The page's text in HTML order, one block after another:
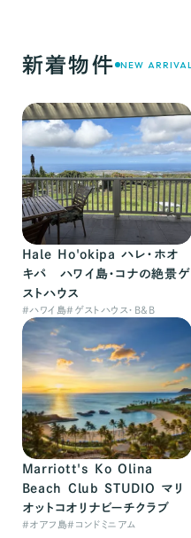
新着物件 NEW ARRIVAL
Hale Ho'okipa ハレ・ホオ
キパ ハワイ島・コナの絶景ゲ
ストハウス
#ハワイ島# ゲストハウス・B&B
Marriott's Ko Olina
Beach Club STUDIO マリ
オットコオリナビーチクラブ
#オアフ島# コンドミニアム